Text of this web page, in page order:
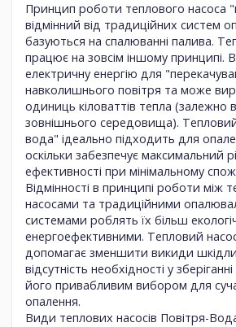
Принцип роботи теплового насоса
відмінний від традиційних систем
базуються на спалюванні палива.
працює на зовсім іншому принципі.
електричну енергію для
навколишнього повітря та може
одиниць кіловаттів тепла (залежно
зовнішнього середовища).
вода" ідеально підходить для
оскільки забезпечує максимальний
ефективності при мінімальному
Відмінності в принципі роботи між
насосами та традиційними
системами роблять їх більш
енергоефективними. Тепловий
допомагає зменшити викиди
відсутність необхідності у
його привабливим вибором для
опалення.
Види теплових насосів Повітря-